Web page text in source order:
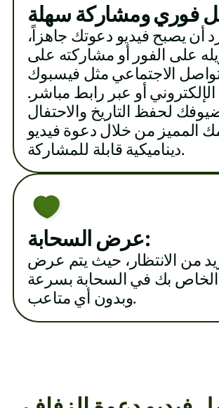
فوري ومشاركة سهلة
أن يصبح فيديو دعوتك جاهزاً،
على الفور أو مشاركته على
الاجتماعي مثل فيسبوك
الإلكتروني أو عبر رابط مباشر.
لحفظ التاريخ والاحتفال
المميز من خلال دعوة فيديو
ديناميكية قابلة للمشاركة.
عرض السحابة:
من الانتظار، حيث يتم عرض
الخاص بك في السحابة بسرعة
وبدون أي متاعب.